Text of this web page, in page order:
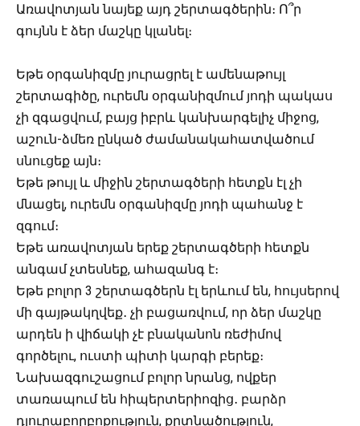
Առավոտյան նայեք այդ շերտագծերին։ Ո՞ր
գույնն է ձեր մաշկը կլանել։
Եթե օրգանիզմը յուրացրել է ամենաթույլ
շերտագիծը, ուրեմն օրգանիզմում յոդի պակաս
չի զգացվում, բայց իբրև կանխարգելիչ միջոց,
աշուն-ձմեռ ընկած ժամանակահատվածում
սնուցեք այն։
Եթե թույլ և միջին շերտագծերի հետքն էլ չի
մնացել, ուրեմն օրգանիզմը յոդի պահանջ է
զգում։
Եթե առավոտյան երեք շերտագծերի հետքն
անգամ չտեսնեք, ահազանգ է։
Եթե բոլոր 3 շերտագծերն էլ երևում են, հույսերով
մի գայթակղվեք․ չի բացառվում, որ ձեր մաշկը
արդեն ի վիճակի չէ բնականոն ռեժիմով
գործելու, ուստի պիտի կարգի բերեք։
Նախազգուշացում բոլոր նրանց, ովքեր
տառապում են հիպերտերիոզից․ բարձր
դյուրաբորբոքություն, քրտնածություն,